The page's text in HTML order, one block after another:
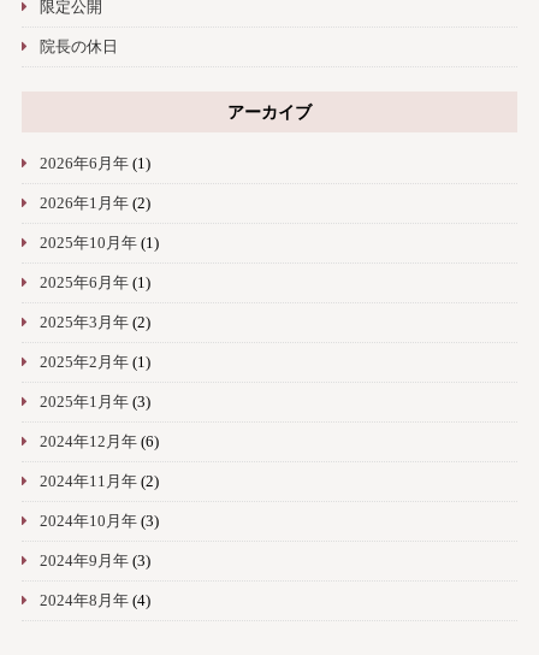
限定公開
院長の休日
アーカイブ
2026年6月年(1)
2026年1月年(2)
2025年10月年(1)
2025年6月年(1)
2025年3月年(2)
2025年2月年(1)
2025年1月年(3)
2024年12月年(6)
2024年11月年(2)
2024年10月年(3)
2024年9月年(3)
2024年8月年(4)